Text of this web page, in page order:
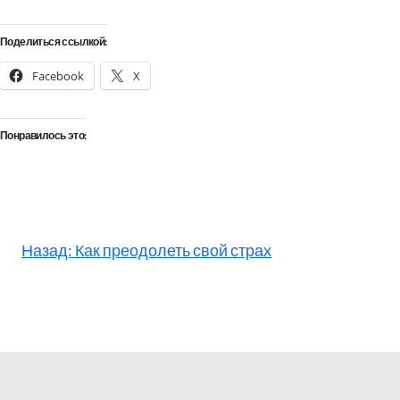
Поделиться ссылкой:
Facebook X
Понравилось это:
Назад: Как преодолеть свой страх